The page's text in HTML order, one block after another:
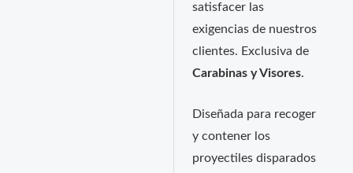
satisfacer las
exigencias de nuestros
clientes. Exclusiva de
Carabinas y Visores.
Diseñada para recoger
y contener los
proyectiles disparados